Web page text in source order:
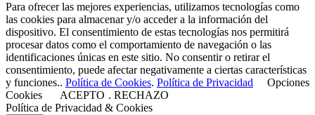
Para ofrecer las mejores experiencias, utilizamos tecnologías como
las cookies para almacenar y/o acceder a la información del
dispositivo. El consentimiento de estas tecnologías nos permitirá
procesar datos como el comportamiento de navegación o las
identificaciones únicas en este sitio. No consentir o retirar el
consentimiento, puede afectar negativamente a ciertas características
y funciones.. Política de Cookies. Política de Privacidad
Opciones
Cookies
ACEPTO . RECHAZO
Política de Privacidad & Cookies